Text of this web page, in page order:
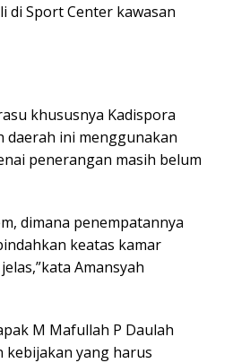
di Sport Center kawasan
khususnya Kadispora
daerah ini menggunakan
penerangan masih belum
dimana penempatannya
keatas kamar
Amansyah
M Mafullah P Daulah
kebijakan yang harus